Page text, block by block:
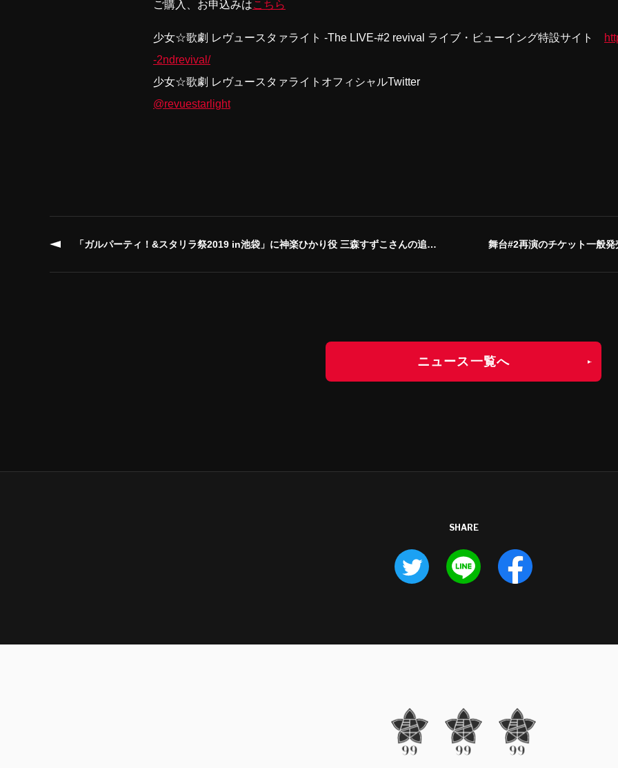
ご購入、お申込みはこちら
少女☆歌劇 レヴュースタァライト -The LIVE-#2 revival ライブ・ビューイング特設サイト
-2ndrevival/
少女☆歌劇 レヴュースタァライトオフィシャルTwitter
@revuestarlight
「ガルパーティ！&スタリラ祭2019 in池袋」に神楽ひかり役 三森すずこさんの追加出演決定！ 舞台#2再演のチケット一般発
ニュース一覧へ
SHARE